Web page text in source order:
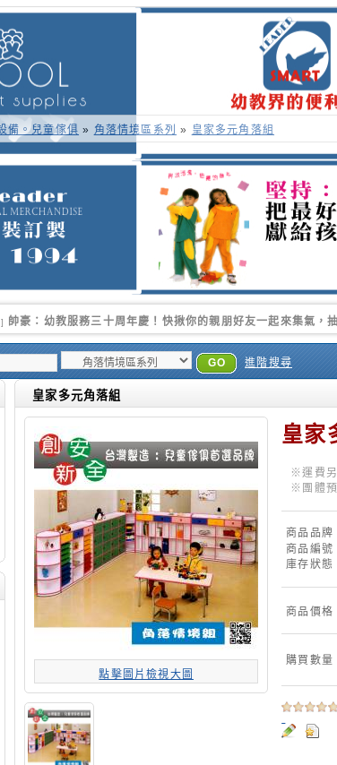
備。兒童傢俱 » 角落情境區系列 » 皇家多元角落組
又快到了學校換季的時侯.更感謝各位好朋友的支持.帥豪永遠是
GO 進階搜尋
皇家多元角落組
點擊圖片檢視大圖
皇家
※運費
※團體
商品品牌
商品編號
庫存狀態
商品價
購買數量